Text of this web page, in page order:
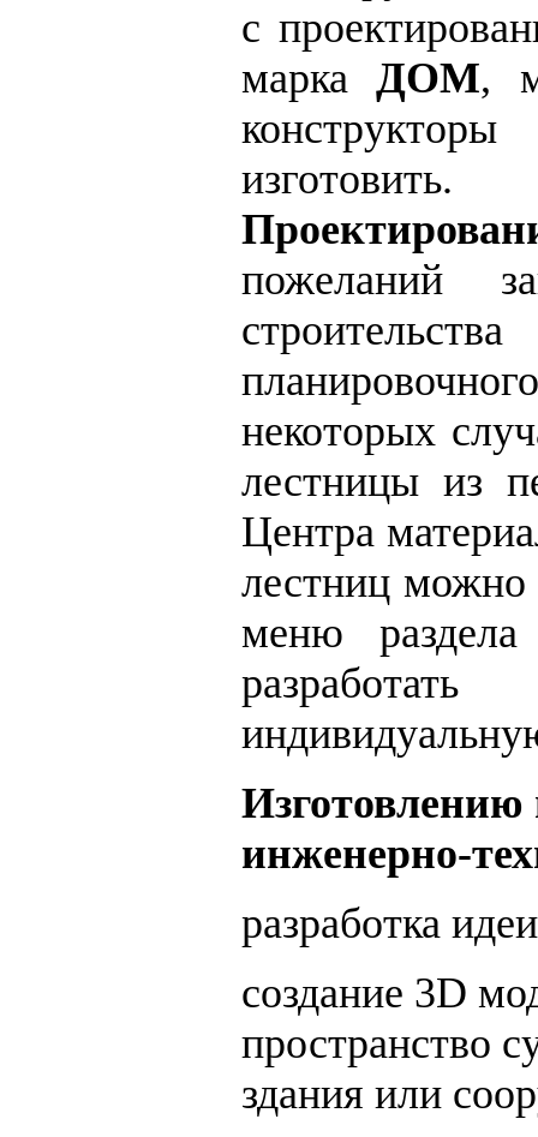
с
маркаДОМ,
изготовить.
пожеланий
некоторых
лестницы из
Центра
лестниц можно
меню
Изготовлению
инженерно-
разработка
создание 3D
пространство
здания или